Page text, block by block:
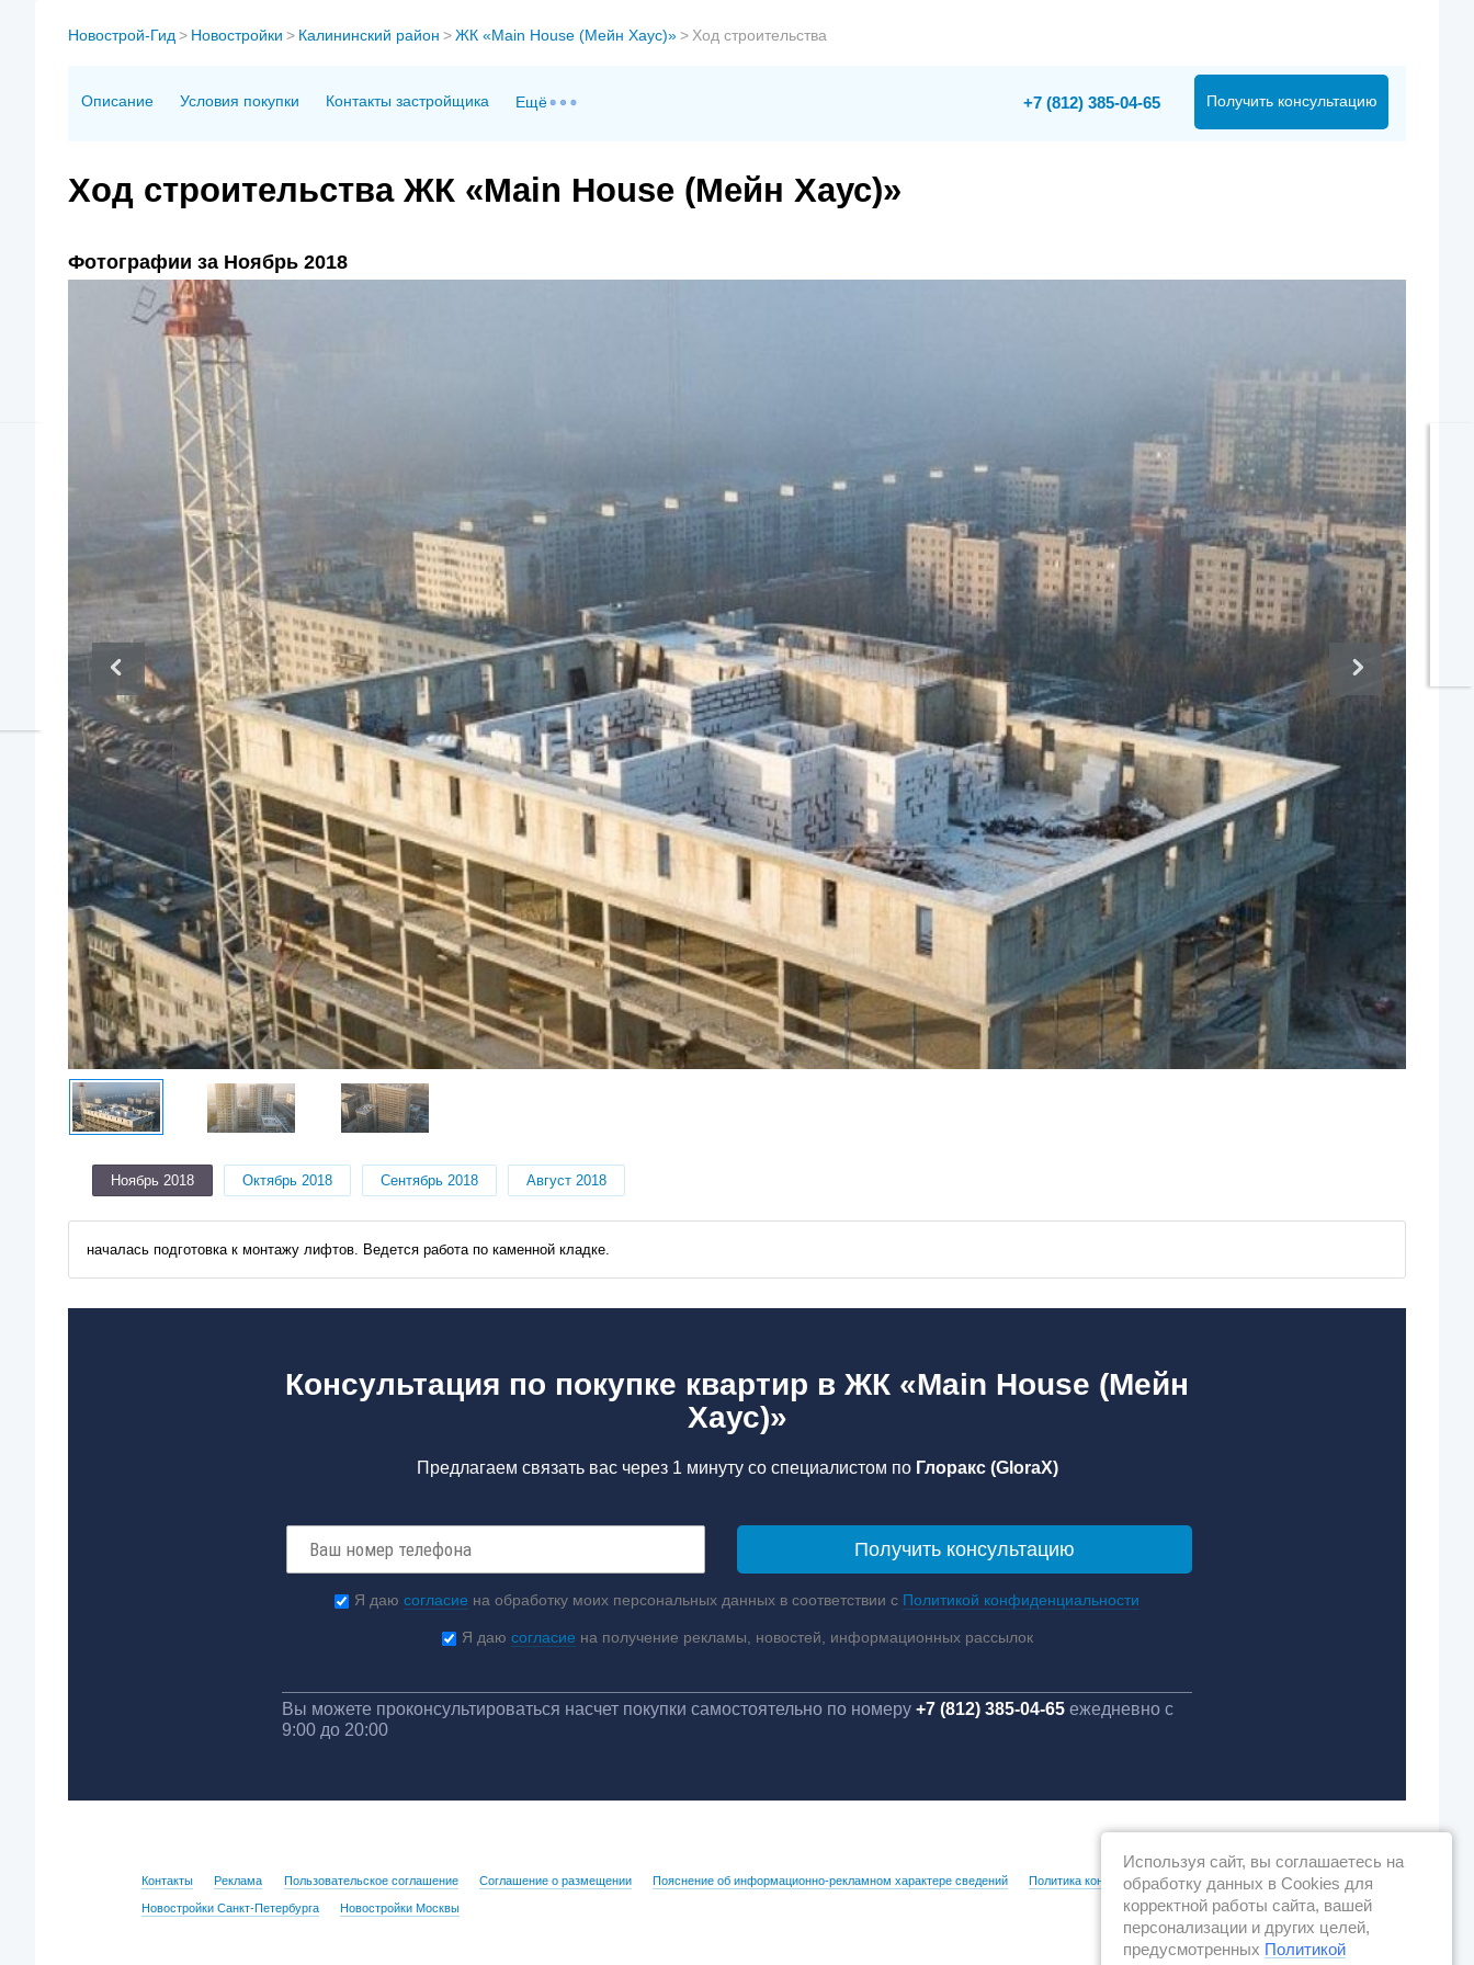
Новострой-Гид > Новостройки > Калининский район >ЖК «Main House (Мейн Хаус)»> Ход строительства
Описание Условия покупки Контакты застройщика Ещё Получить консультацию
+7 (812) 385-04-65
Ход строительства ЖК «Main House (Мейн Хаус)»
Фотографии за Ноябрь 2018
Ноябрь 2018 Октябрь 2018 Сентябрь 2018 Август 2018
началась подготовка к монтажу лифтов. Ведется работа по каменной кладке.
Консультация по покупке квартир в ЖК «Main House (Мейн
Хаус)»
Предлагаем связать вас через 1 минуту со специалистом по Глоракс (GloraX)
Я даю согласие на обработку моих персональных данных в соответствии с Политикой конфиденциальности
Я даю согласие на получение рекламы, новостей, информационных рассылок
Вы можете проконсультироваться насчет покупки самостоятельно по номеру+7 (812) 385-04-65 ежедневно с
9:00 до 20:00
Контакты Реклама Пользовательское соглашение Соглашение о размещении Пояснение об информационно-рекламном характере сведений Политика конфиденциальности
Новостройки Санкт-Петербурга Новостройки Москвы
Используя сайт, вы соглашаетесь на
обработку данных в Cookies для
корректной работы сайта, вашей
персонализации и других целей,
предусмотренных Политикой